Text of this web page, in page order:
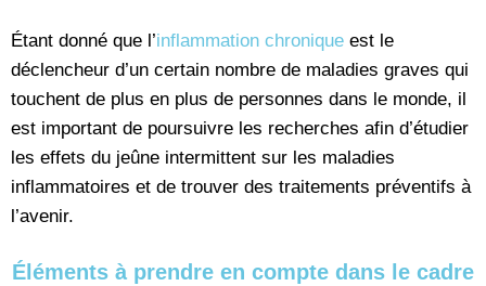
Étant donné que l’inflammation chronique est le
déclencheur d’un certain nombre de maladies graves qui
touchent de plus en plus de personnes dans le monde, il
est important de poursuivre les recherches afin d’étudier
les effets du jeûne intermittent sur les maladies
inflammatoires et de trouver des traitements préventifs à
l’avenir.
Éléments à prendre en compte dans le cadre